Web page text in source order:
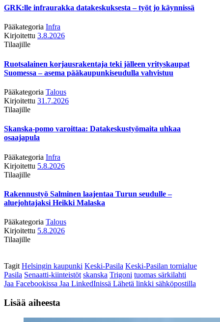
GRK:lle infraurakka datakeskuksesta – työt jo käynnissä
Pääkategoria Infra
Kirjoitettu 3.8.2026
Tilaajille
Ruotsalainen korjausrakentaja teki jälleen yrityskaupat
Suomessa – asema pääkaupunkiseudulla vahvistuu
Pääkategoria Talous
Kirjoitettu 31.7.2026
Tilaajille
Skanska-pomo varoittaa: Datakeskustyömaita uhkaa
osaajapula
Pääkategoria Infra
Kirjoitettu 5.8.2026
Tilaajille
Rakennustyö Salminen laajentaa Turun seudulle –
aluejohtajaksi Heikki Malaska
Pääkategoria Talous
Kirjoitettu 5.8.2026
Tilaajille
Tagit Helsingin kaupunki Keski-Pasila Keski-Pasilan tornialue
Pasila Senaatti-kiinteistöt skanska Trigoni tuomas särkilahti
Jaa Facebookissa Jaa LinkedInissä Lähetä linkki sähköpostilla
Lisää aiheesta